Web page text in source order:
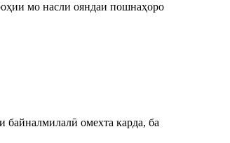
мо насли ояндаи пошнаҳоро
омехта карда, ба